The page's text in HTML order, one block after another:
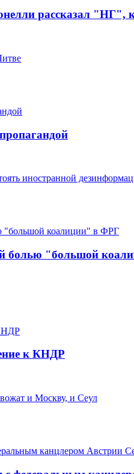
рассказал "НГ",
иностранной
болью "большой
к КНДР
и Москву, и Сеул